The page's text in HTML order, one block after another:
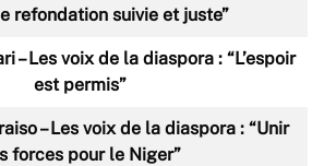
refondation suivie et juste”
– Les voix de la diaspora : “L’espoir
est permis”
– Les voix de la diaspora : “Unir
forces pour le Niger”